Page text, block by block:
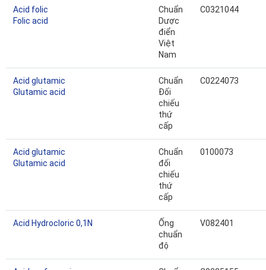
Acid folic
Folic acid
Chuẩn
Dược
điển
Việt
Nam
C0321044
Acid glutamic
Glutamic acid
Chuẩn
Đối
chiếu
thứ
cấp
C0224073
Acid glutamic
Glutamic acid
Chuẩn
đối
chiếu
thứ
cấp
0100073
Acid Hydrocloric 0,1N
Ống
chuẩn
độ
V082401